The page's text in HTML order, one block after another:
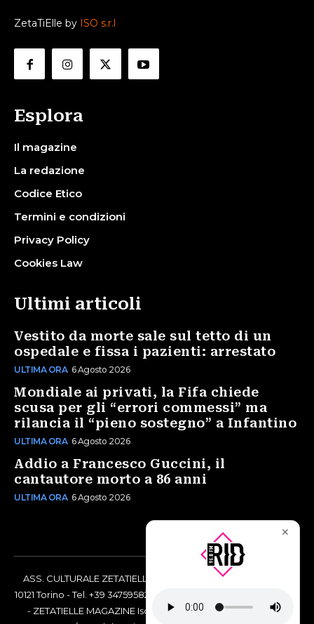
ZetaTiElle by ISO s.r.l
Esplora
Il magazine
La redazione
Codice Etico
Termini e condizioni
Privacy Policy
Cookies Law
Ultimi articoli
Vestito da morte sale sul tetto di un
ospedale e fissa i pazienti: arrestato
ULTIMA ORA 6 Agosto 2026
Mondiale ai privati, la Fifa chiede
scusa per gli “errori commessi” ma
rilancia il “pieno sostegno” a Infantino
ULTIMA ORA 6 Agosto 2026
Addio a Francesco Guccini, il
cantautore morto a 86 anni
ULTIMA ORA 6 Agosto 2026
ASS. CULTURALE ZETATIELLE OFF via Vittorio Amedeo II, 21 -
10121 Torino - Tel. +39 3475958238 - Codice Fiscale 97883690014
- ZETATIELLE MAGAZINE Iscrizione al Tribunale di Torino n°
✕